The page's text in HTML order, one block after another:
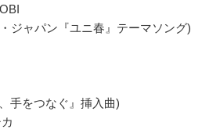
ジャパン『ユニ春』テーマソング)
手をつなぐ』挿入曲)